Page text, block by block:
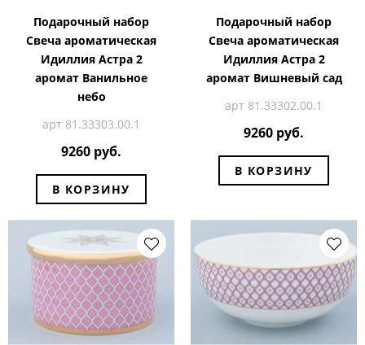
Подарочный набор
Свеча ароматическая
Идиллия Астра 2
аромат Ванильное
небо
арт 81.33303.00.1
9260 руб.
В КОРЗИНУ
Подарочный набор
Свеча ароматическая
Идиллия Астра 2
аромат Вишневый сад
арт 81.33302.00.1
9260 руб.
В КОРЗИНУ